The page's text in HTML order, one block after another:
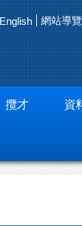
English 網站導覽
攬才 資